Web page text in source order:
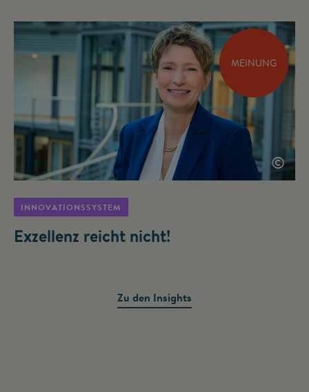
MEINUNG
©
INNOVATIONSSYSTEM
Exzellenz reicht nicht!
Zu den Insights